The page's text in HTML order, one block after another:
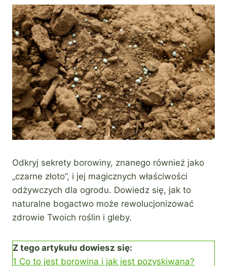
Odkryj sekrety borowiny, znanego również jako
„czarne złoto”, i jej magicznych właściwości
odżywczych dla ogrodu. Dowiedz się, jak to
naturalne bogactwo może rewolucjonizować
zdrowie Twoich roślin i gleby.
Z tego artykułu dowiesz się:
1 Co to jest borowina i jak jest pozyskiwana?